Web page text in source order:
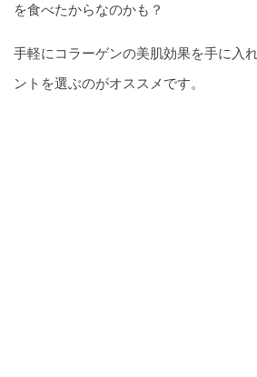
を食べたからなのかも？
手軽にコラーゲンの美肌効果を手に入
ントを選ぶのがオススメです。